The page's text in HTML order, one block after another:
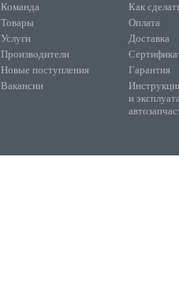
Команда
Товары
Услуги
Производители
Новые поступления
Вакансии
Как
Оплата
Доставка
Гарантия
и